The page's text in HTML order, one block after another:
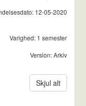
12-05-2020
Varighed: 1 semester
Version: Arkiv
Skjul alt